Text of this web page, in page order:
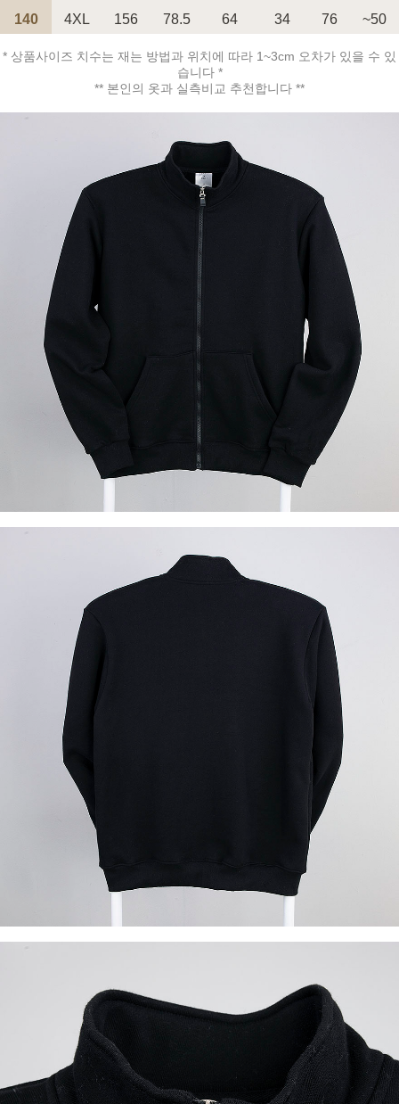
이코 라이프 하
140 4XL 156 78.5 64 34 76 ~50
* 상품사이즈 치수는 재는 방법과 위치에 따라 1~3cm 오차가 있을 수 있
습니다 *
** 본인의 옷과 실측비교 추천합니다 **